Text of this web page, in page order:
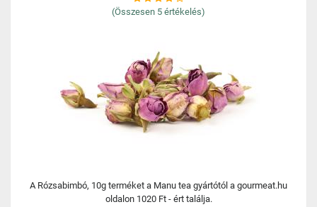
(Összesen 5 értékelés)
A Rózsabimbó, 10g terméket a Manu tea gyártótól a gourmeat.hu
oldalon 1020 Ft - ért találja.